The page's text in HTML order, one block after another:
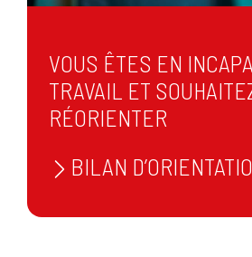
VOUS ÊTES EN
TRAVAIL ET
RÉORIENTER
BILAN